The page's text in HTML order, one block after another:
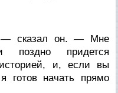
сказал он. — Мне
поздно придется
и, если вы
готов начать прямо